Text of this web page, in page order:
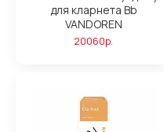
для кларнета Bb
VANDOREN
20060р.